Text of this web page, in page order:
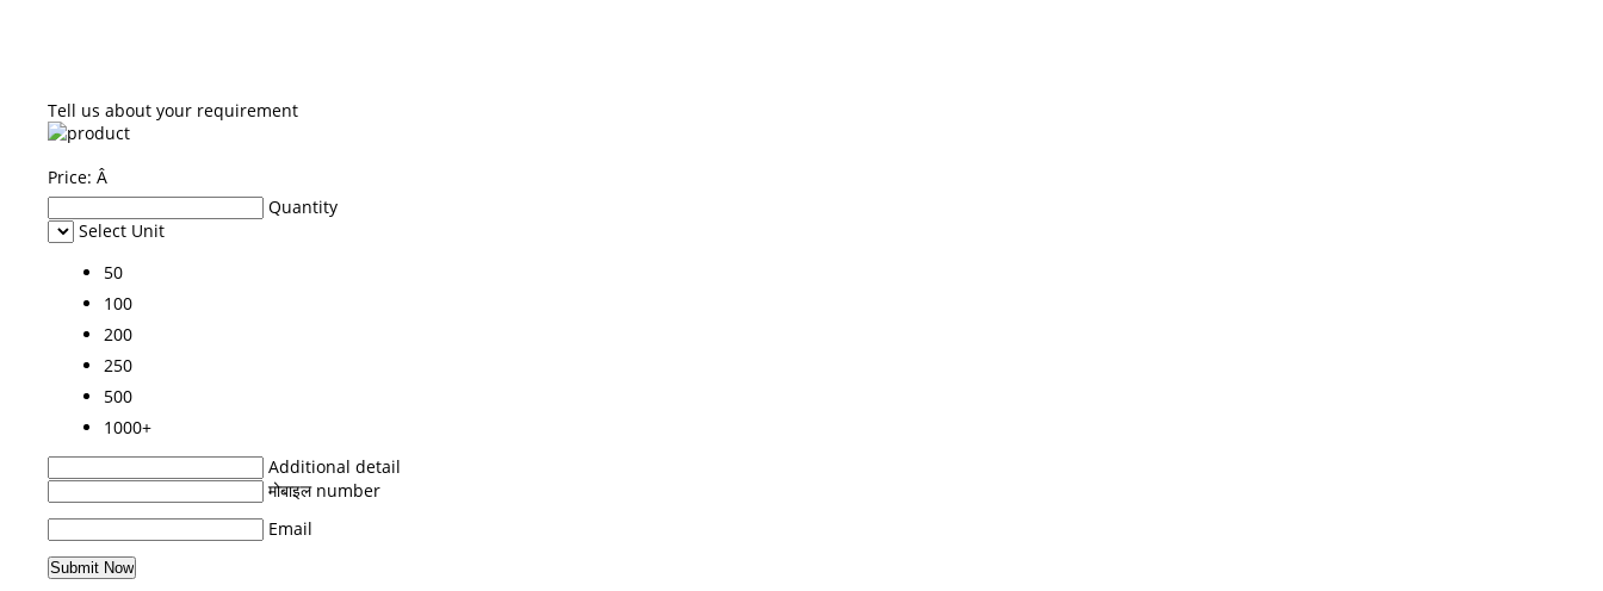
Tell us about your requirement
Price: Â
Quantity
Select Unit
50
100
200
250
500
1000+
Additional detail
मोबाइल number
Email